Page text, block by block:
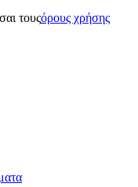
τουςόρους χρήσης